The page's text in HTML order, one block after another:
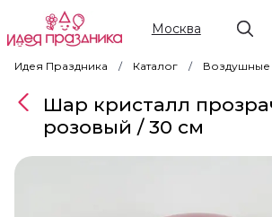
Москва
Идея Праздника Каталог
Шар кристалл
розовый / 30 см